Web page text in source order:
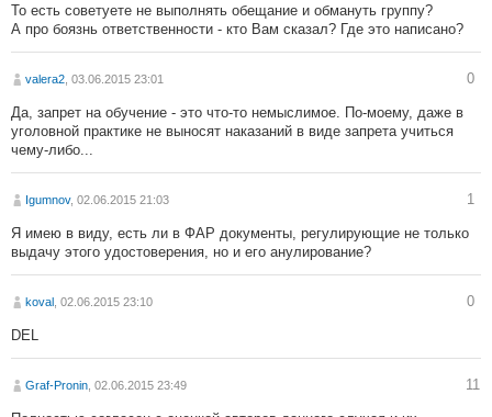
То есть советуете не выполнять обещание и обмануть группу?
А про боязнь ответственности - кто Вам сказал? Где это написано?
valera2 , 03.06.2015 23:01 0
Да, запрет на обучение - это что-то немыслимое. По-моему, даже в
уголовной практике не выносят наказаний в виде запрета учиться
чему-либо...
Igumnov, 02.06.2015 21:03 1
Я имею в виду, есть ли в ФАР документы, регулирующие не только
выдачу этого удостоверения, но и его анулирование?
koval , 02.06.2015 23:10 0
DEL
Graf-Pronin , 02.06.2015 23:49 11